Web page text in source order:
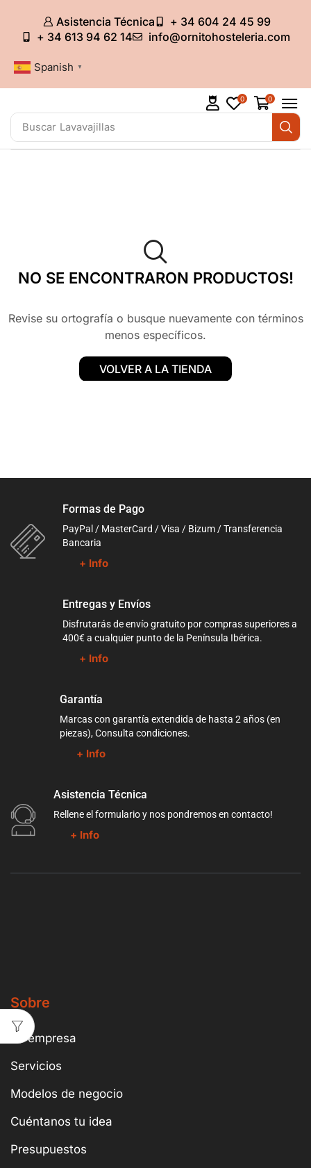
Asistencia Técnica
+ 34 604 24 45 99
+ 34 613 94 62 14
info@ornitohosteleria.com
Spanish ▼
Buscar Lavavajillas
0 0
NO SE ENCONTRARON PRODUCTOS!
Revise su ortografía o busque nuevamente con términos
menos específicos.
VOLVER A LA TIENDA
Formas de Pago
PayPal / MasterCard / Visa / Bizum / Transferencia
Bancaria
+ Info
Entregas y Envíos
Disfrutarás de envío gratuito por compras superiores a
400€ a cualquier punto de la Península Ibérica.
+ Info
Garantía
Marcas con garantía extendida de hasta 2 años (en
piezas), Consulta condiciones.
+ Info
Asistencia Técnica
Rellene el formulario y nos pondremos en contacto!
+ Info
Sobre
La empresa
Servicios
Modelos de negocio
Cuéntanos tu idea
Presupuestos